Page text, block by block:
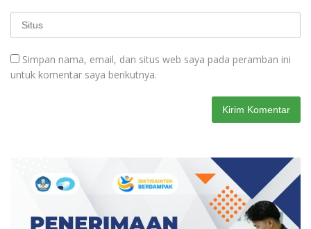
Simpan nama, email, dan situs web saya pada peramban ini
untuk komentar saya berikutnya.